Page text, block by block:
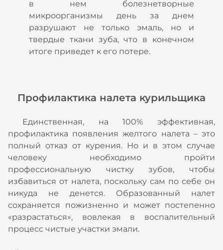
в нем болезнетворные
микроорганизмы день за днем
разрушают не только эмаль, но и
твердые ткани зуба, что в конечном
итоге приведет к его потере.
Профилактика налета курильщика
Единственная, на 100% эффективная,
профилактика появления желтого налета – это
полный отказ от курения. Но и в этом случае
человеку необходимо пройти
профессиональную чистку зубов, чтобы
избавиться от налета, поскольку сам по себе он
никуда не денется. Образованный налет
сохраняется пожизненно и может постепенно
«разрастаться», вовлекая в воспалительный
процесс чистые участки эмали.